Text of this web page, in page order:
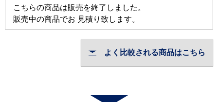
こちらの商品は販売を終了しました。
販売中の商品でお 見積り致します。
よく比較される商品はこちら